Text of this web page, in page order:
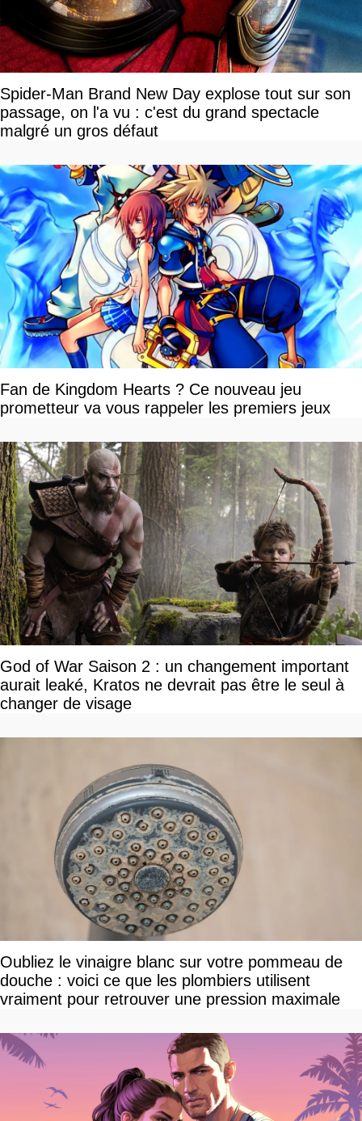
Spider-Man Brand New Day explose tout sur son
passage, on l'a vu : c'est du grand spectacle
malgré un gros défaut
Fan de Kingdom Hearts ? Ce nouveau jeu
prometteur va vous rappeler les premiers jeux
God of War Saison 2 : un changement important
aurait leaké, Kratos ne devrait pas être le seul à
changer de visage
Oubliez le vinaigre blanc sur votre pommeau de
douche : voici ce que les plombiers utilisent
vraiment pour retrouver une pression maximale